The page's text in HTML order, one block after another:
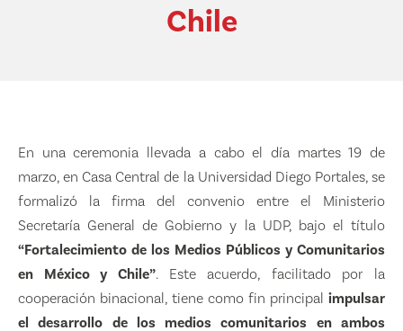
Chile
En una ceremonia llevada a cabo el día martes 19 de
marzo, en Casa Central de la Universidad Diego Portales, se
formalizó la firma del convenio entre el Ministerio
Secretaría General de Gobierno y la UDP, bajo el título
“Fortalecimiento de los Medios Públicos y Comunitarios
en México y Chile”. Este acuerdo, facilitado por la
cooperación binacional, tiene como fin principalimpulsar
el desarrollo de los medios comunitarios en ambos